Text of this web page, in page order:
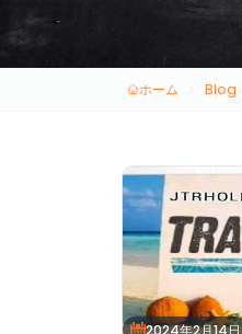
ホーム Blog
2024年2月14日